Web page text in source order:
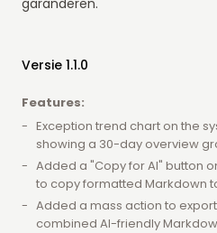
Versie 1.1.0
Features:
Exception trend chart on the
showing a 30-day overview
Added a "Copy for AI" button
to copy formatted Markdown
Added a mass action to
combined AI-friendly